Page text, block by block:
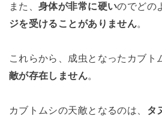
また、身体が非常に硬いのでどの
ジを受けることがありません。
これらから、成虫となったカブト
敵が存在しません。
カブトムシの天敵となるのは、 タ